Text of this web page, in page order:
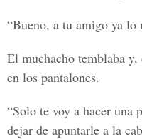
“Bueno, a tu amigo ya lo
El muchacho temblaba
en los pantalones.
“Solo te voy a hacer una
dejar de apuntarle a la